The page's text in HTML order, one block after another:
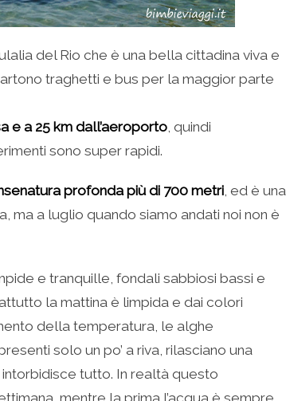
del Rio che è una bella cittadina viva e
traghetti e bus per la maggior parte
e a 25 km dall’aeroporto , quindi
sono super rapidi.
profonda più di 700 metri , ed è una
a luglio quando siamo andati noi non è
e tranquille, fondali sabbiosi bassi e
la mattina è limpida e dai colori
della temperatura, le alghe
solo un po’ a riva, rilasciano una
tutto. In realtà questo
mentre la prima l’acqua è sempre